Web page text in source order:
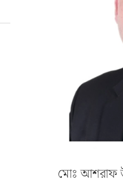
মোঃ আশরাফ